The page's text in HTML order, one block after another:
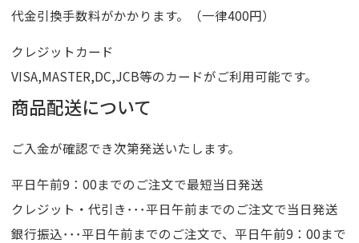
代金引換手数料がかかります。（一律400円）
クレジットカード
VISA,MASTER,DC,JCB等のカードがご利用可能です。
商品配送について
ご入金が確認でき次第発送いたします。
平日午前9：00までのご注文で最短当日発送
クレジット・代引き･･･平日午前までのご注文で当日発送
銀行振込･･･平日午前までのご注文で、平日午前9：00まで